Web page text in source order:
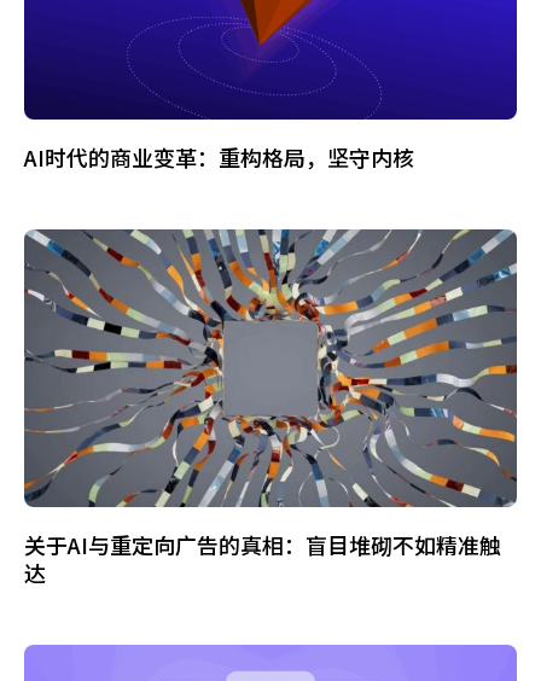
AI时代的商业变革：重构格局，坚守内核
关于AI与重定向广告的真相：盲目堆砌不如精准触
达